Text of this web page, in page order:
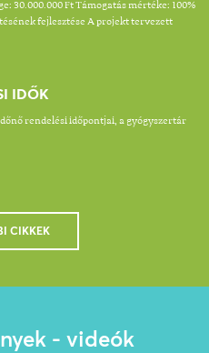
30.000.000 Ft Támogatás mértéke: 100%
fejlesztése A projekt tervezett
IDŐK
rendelési időpontjai, a gyógyszertár
CIKKEK
- videók